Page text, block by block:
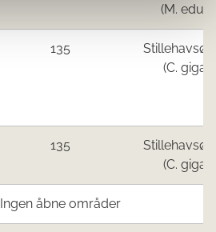
(M.
135
(C. gigas)
135
(C. gigas)
Ingen åbne områder